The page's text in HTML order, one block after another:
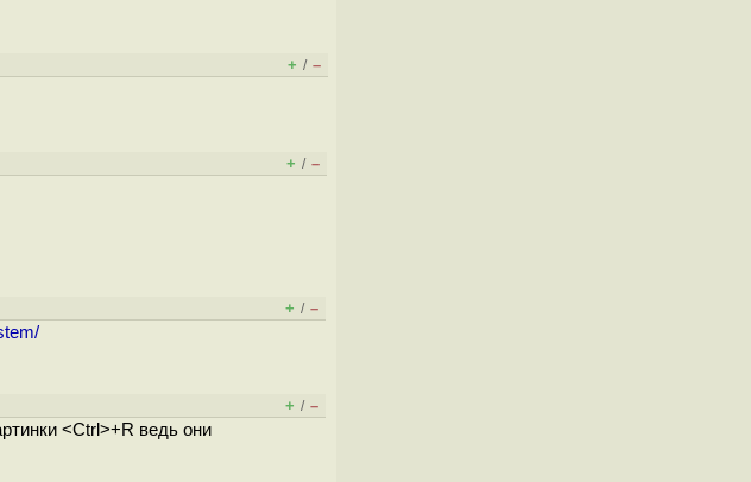
+ / –
+ / –
+ / –
+ / –
<Ctrl>+R ведь они